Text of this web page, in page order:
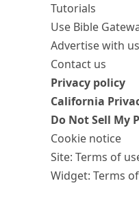
Tutorials
Use Bible
Advertise with us
Contact us
Privacy policy
California
Do Not Sell My
Cookie notice
Site: Terms of
Widget: Terms